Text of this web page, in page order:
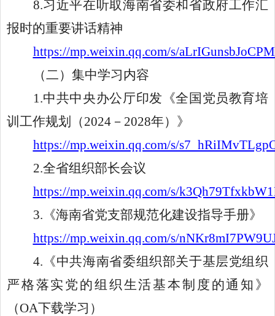
8.习近平在听取海南省委和省政府工作汇
报时的重要讲话精神
https://mp.weixin.qq.com/s/
（二）集中学习内容
1.中共中央办公厅印发《全国党员教育培
训工作规划（2024－2028年）》
https://mp.weixin.qq.com/s/
2.全省组织部长会议
https://mp.weixin.qq.com/s/
3.《海南省党支部规范化建设指导手册》
https://mp.weixin.qq.com/s/
4.《中共海南省委组织部关于基层党组织
严格落实党的组织生活基本制度的通知》
（OA下载学习）